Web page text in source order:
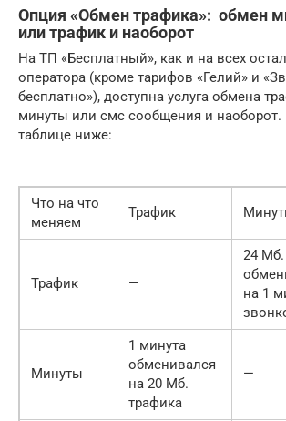
Опция «Обмен трафика»: обмен
или трафик и наоборот
На ТП «Бесплатный», как и на всех
оператора (кроме тарифов «Гелий» и
бесплатно»), доступна услуга обмена
минуты или смс сообщения и наоборот.
таблице ниже:
Что на что
меняем
Трафик
Трафик —
24 Мб.
на 1
Минуты
1 минута
обменивался
на 20 Мб.
трафика
—